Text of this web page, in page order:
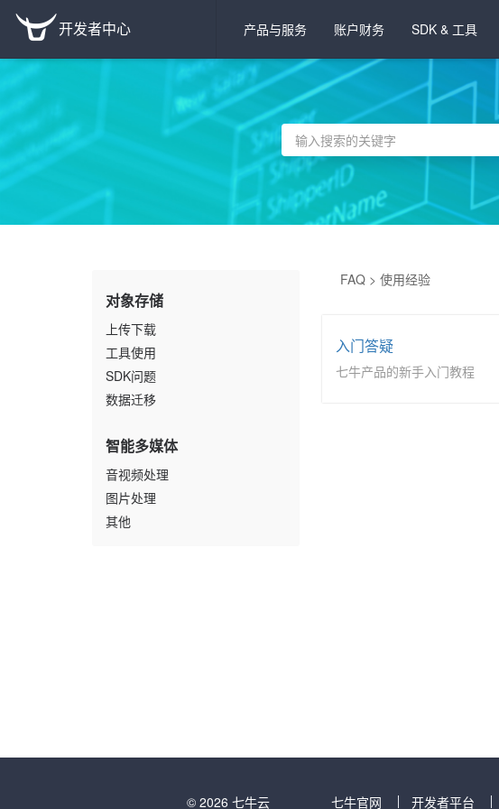
开发者中心 产品与服务 账户财务 SDK & 工具
对象存储
上传下载
工具使用
SDK问题
数据迁移
智能多媒体
音视频处理
图片处理
其他
FAQ > 使用经验
入门答疑
七牛产品的新手入门教程
© 2026 七牛云 七牛官网 开发者平台